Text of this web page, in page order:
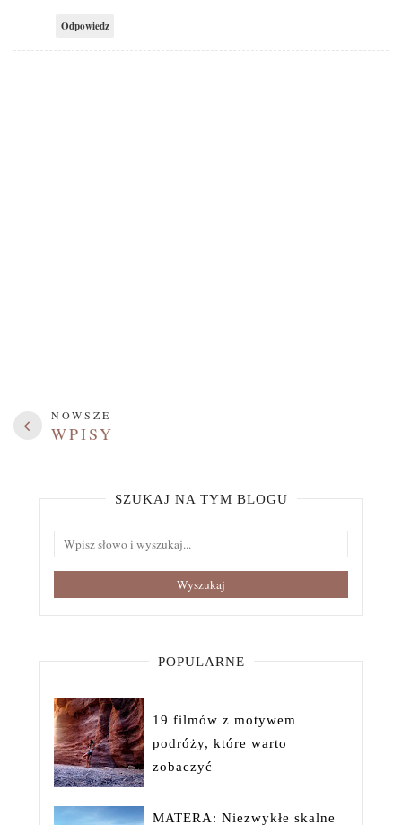
Odpowiedz
NOWSZE
WPISY
SZUKAJ NA TYM BLOGU
POPULARNE
19 filmów z motywem
podróży, które warto
zobaczyć
MATERA: Niezwykłe skalne